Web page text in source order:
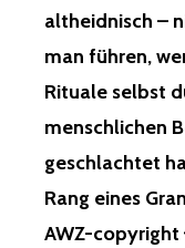
altheidnisch –
man führen,
Rituale selbst
menschlichen
geschlachtet
Rang eines
AWZ-copyright